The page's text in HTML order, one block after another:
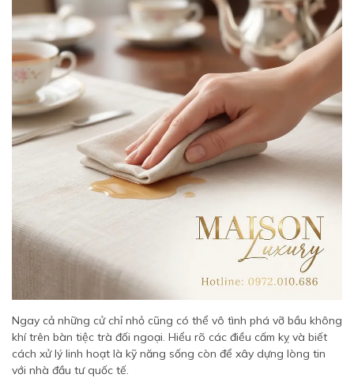
Ngay cả những cử chỉ nhỏ cũng có thể vô tình phá vỡ bầu không
khí trên bàn tiệc trà đối ngoại. Hiểu rõ các điều cấm kỵ và biết
cách xử lý linh hoạt là kỹ năng sống còn để xây dựng lòng tin
với nhà đầu tư quốc tế.